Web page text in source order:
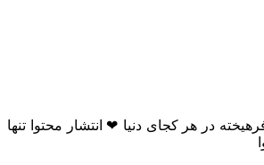
در هر کجای دنیا ❤ انتشار محتوا تنها